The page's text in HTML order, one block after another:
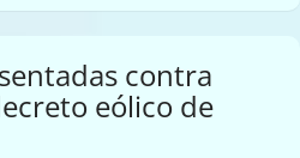
contra
eólico de